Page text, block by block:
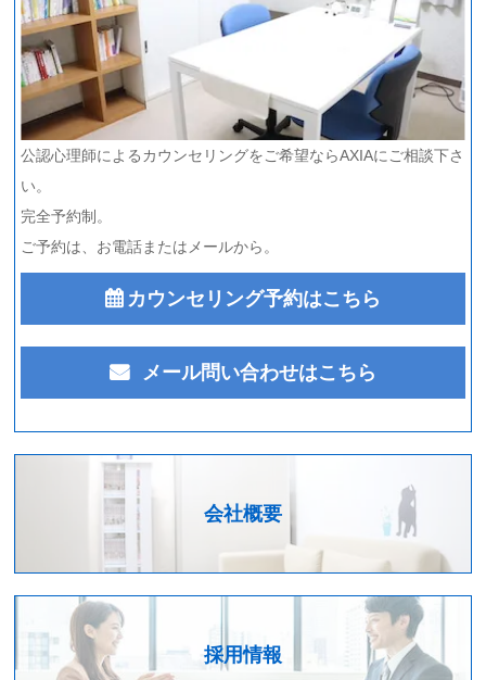
公認心理師によるカウンセリングをご希望ならAXIAにご相談下さ
い。
完全予約制。
ご予約は、お電話またはメールから。
カウンセリング予約はこちら
メール問い合わせはこちら
会社概要
採用情報